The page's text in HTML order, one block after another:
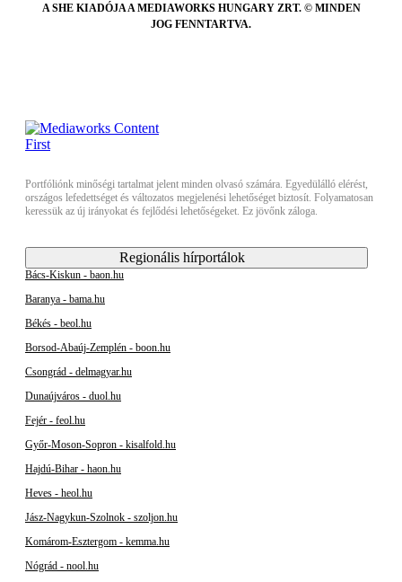
A SHE KIADÓJA A MEDIAWORKS HUNGARY ZRT. © MINDEN
JOG FENNTARTVA.
Portfóliónk minőségi tartalmat jelent minden olvasó számára. Egyedülálló elérést,
országos lefedettséget és változatos megjelenési lehetőséget biztosít. Folyamatosan
keressük az új irányokat és fejlődési lehetőségeket. Ez jövőnk záloga.
Regionális hírportálok
Bács-Kiskun - baon.hu
Baranya - bama.hu
Békés - beol.hu
Borsod-Abaúj-Zemplén - boon.hu
Csongrád - delmagyar.hu
Dunaújváros - duol.hu
Fejér - feol.hu
Győr-Moson-Sopron - kisalfold.hu
Hajdú-Bihar - haon.hu
Heves - heol.hu
Jász-Nagykun-Szolnok - szoljon.hu
Komárom-Esztergom - kemma.hu
Nógrád - nool.hu